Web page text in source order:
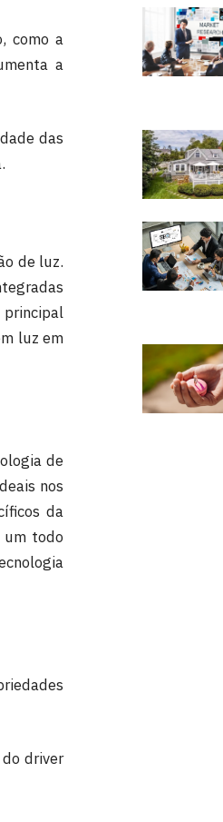
como a
a
das
de luz.
luz em
de
nos
da
um todo
driver